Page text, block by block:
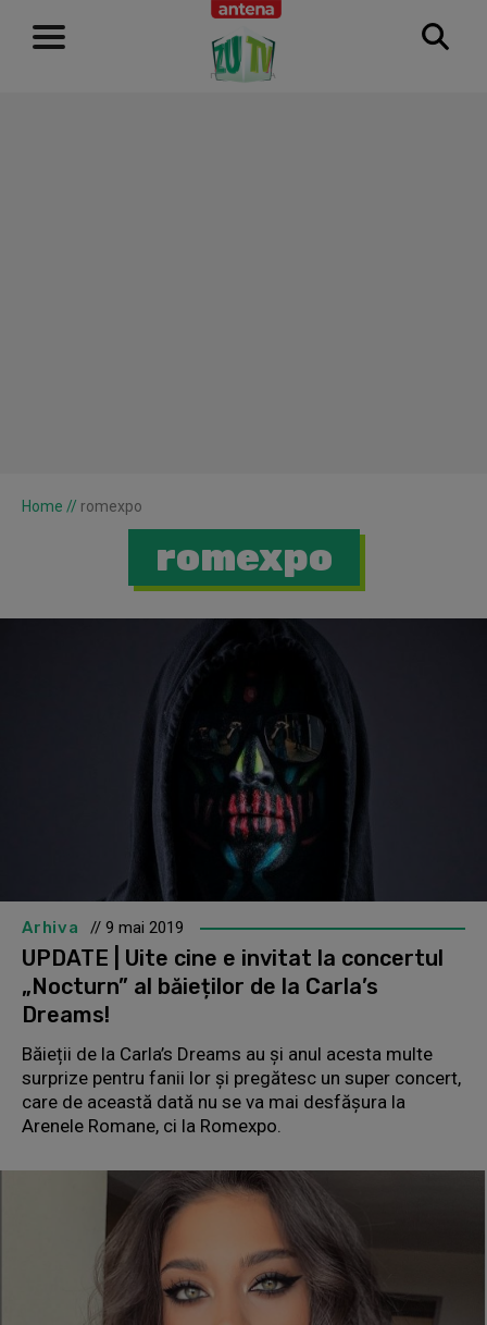
RECLAMĂ
Home // romexpo
romexpo
Arhiva // 9 mai 2019
UPDATE | Uite cine e invitat la concertul
„Nocturn” al băieților de la Carla’s
Dreams!
Băieții de la Carla’s Dreams au și anul acesta multe
surprize pentru fanii lor și pregătesc un super concert,
care de această dată nu se va mai desfășura la
Arenele Romane, ci la Romexpo.